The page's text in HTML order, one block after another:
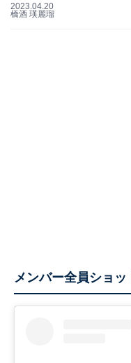
2023.04.20
橋酒 瑛麗瑠
メンバー全員ショッ